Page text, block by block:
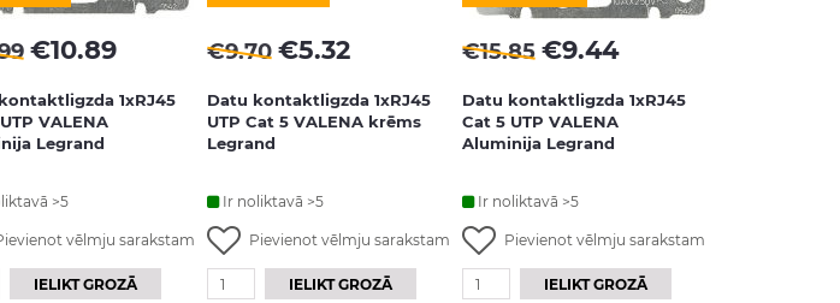
€10.89
1xRJ45
VALENA
Legrand
>5
vēlmju sarakstam
IELIKT GROZĀ
€9.70 €5.32
Datu kontaktligzda 1xRJ45
UTP Cat 5 VALENA krēms
Legrand
Ir noliktavā >5
Pievienot vēlmju sarakstam
IELIKT GROZĀ
€15.85 €9.44
Datu kontaktligzda 1xRJ45
Cat 5 UTP VALENA
Aluminija Legrand
Ir noliktavā >5
Pievienot vēlmju sarakstam
IELIKT GROZĀ